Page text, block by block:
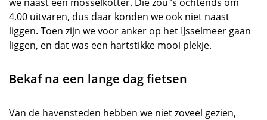
4.00 uitvaren, dus daar konden we ook niet naast
liggen. Toen zijn we voor anker op het IJsselmeer gaan
liggen, en dat was een hartstikke mooi plekje.
Bekaf na een lange dag fietsen
Van de havensteden hebben we niet zoveel gezien,